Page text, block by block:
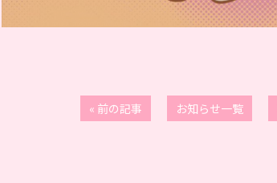
« 前の記事 お知らせ一覧